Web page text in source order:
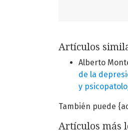
Artículos
Alberto
de la
y
También puede
Artículos más